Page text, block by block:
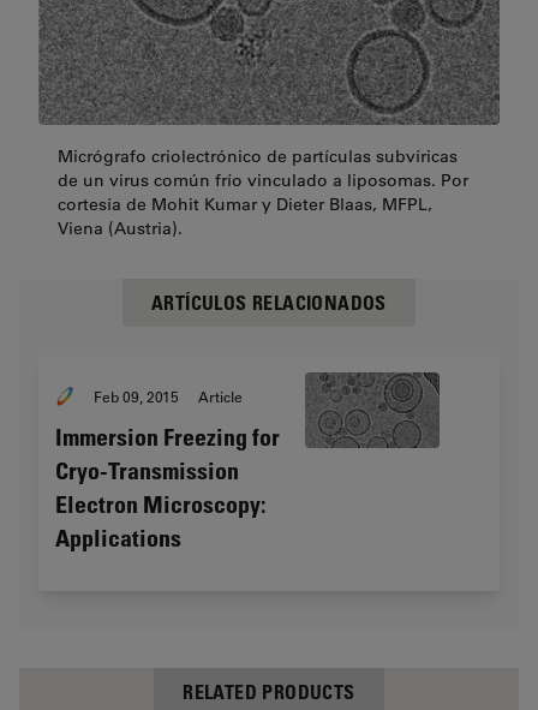
Micrógrafo criolectrónico de partículas subvíricas
de un virus común frío vinculado a liposomas. Por
cortesía de Mohit Kumar y Dieter Blaas, MFPL,
Viena (Austria).
ARTÍCULOS RELACIONADOS
Feb 09, 2015 Article
Immersion Freezing for
Cryo-Transmission
Electron Microscopy:
Applications
RELATED PRODUCTS